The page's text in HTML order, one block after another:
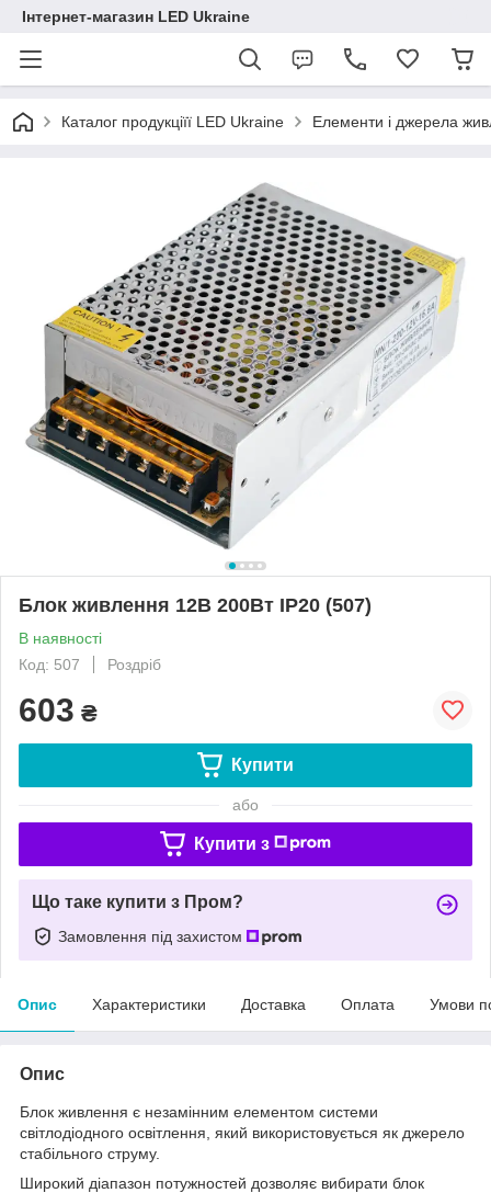
Інтернет-магазин LED Ukraine
Каталог продукціїї LED Ukraine Елементи і джерела
Блок живлення 12В 200Вт IP20 (507)
В наявності
Код: 507
Роздріб
603 ₴
Купити
або
Купити з
Що таке купити з Пром?
Замовлення під захистом
Опис Характеристики Доставка Оплата Умови
Опис
Блок живлення є незамінним елементом системи
світлодіодного освітлення, який використовується як джерело
стабільного струму.
Широкий діапазон потужностей дозволяє вибирати блок